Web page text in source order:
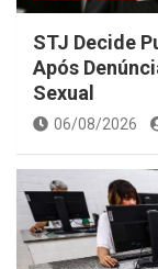
STJ Decide
Após
Sexual
06/08/2026